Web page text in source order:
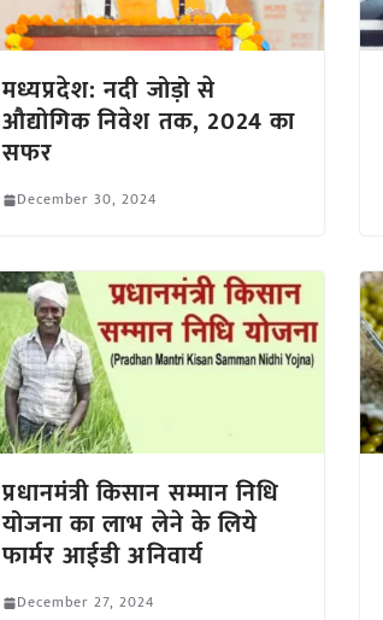
मध्यप्रदेश: नदी जोड़ो से
औद्योगिक निवेश तक, 2024 का
सफर
December 30, 2024
प्रधानमंत्री किसान सम्मान निधि
योजना का लाभ लेने के लिये
फार्मर आईडी अनिवार्य
December 27, 2024